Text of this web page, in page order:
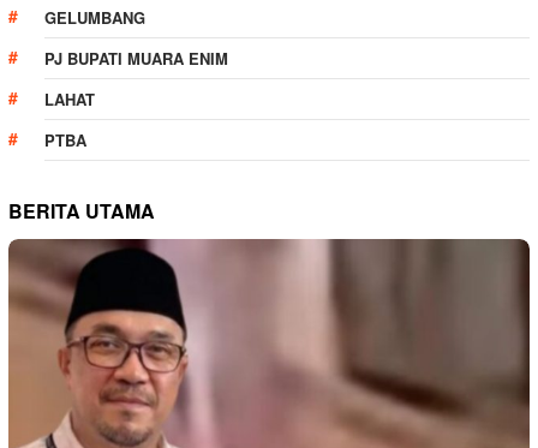
GELUMBANG
PJ BUPATI MUARA ENIM
LAHAT
PTBA
BERITA UTAMA